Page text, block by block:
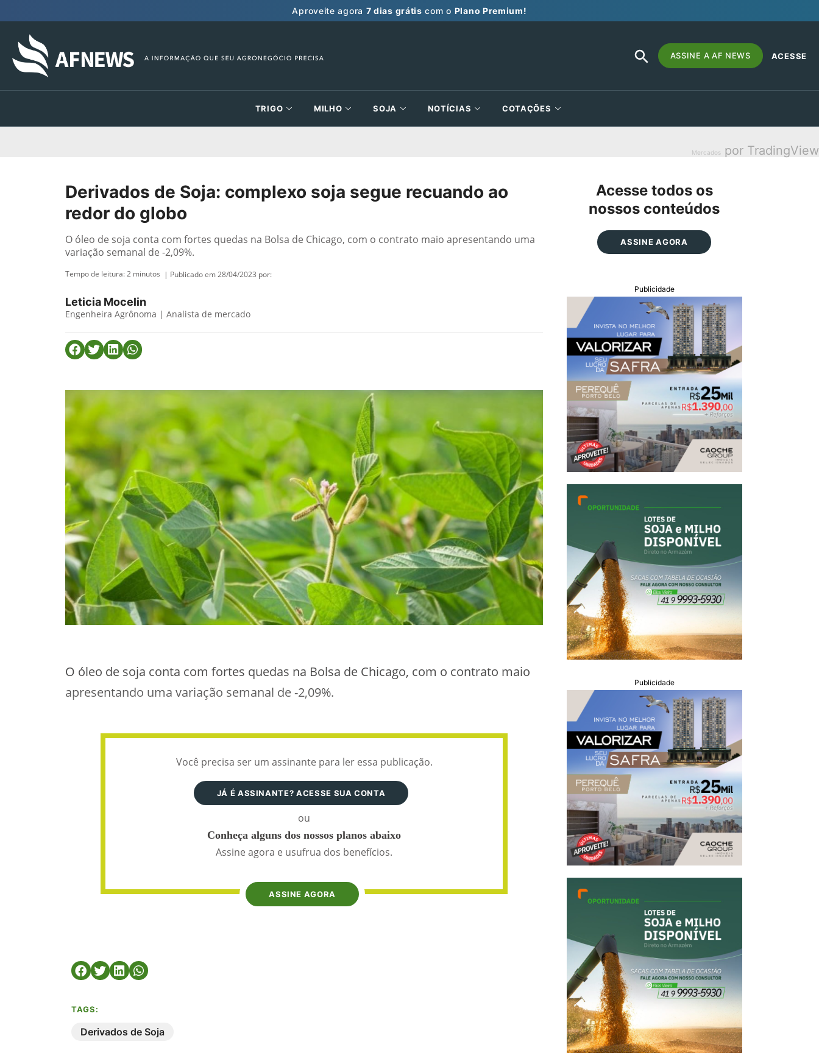
Aproveite agora 7 dias grátis com o Plano Premium!
Search
for:
SEARCH
BUTTON
ASSINE A AF NEWS ACESSE
TRIGO MILHO SOJA NOTÍCIAS COTAÇÕES
Mercados por TradingView
Derivados de Soja: complexo soja segue recuando ao
redor do globo
O óleo de soja conta com fortes quedas na Bolsa de Chicago, com o contrato maio apresentando uma
variação semanal de -2,09%.
Tempo de leitura:2 minutos | Publicado em 28/04/2023 por:
Leticia Mocelin
Engenheira Agrônoma | Analista de mercado
O óleo de soja conta com fortes quedas na Bolsa de Chicago, com o contrato maio
apresentando uma variação semanal de -2,09%.
Você precisa ser um assinante para ler essa publicação.
JÁ É ASSINANTE? ACESSE SUA CONTA
ou
Conheça alguns dos nossos planos abaixo
Assine agora e usufrua dos benefícios.
ASSINE AGORA
TAGS:
Derivados de Soja
Acesse todos os
nossos conteúdos
ASSINE AGORA
Publicidade
Publicidade